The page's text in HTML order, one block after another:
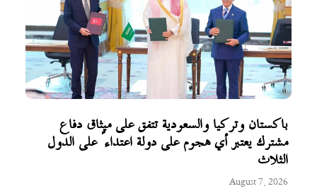
باكستان وتركيا والسعودية تتفق على ميثاق دفاع
مشترك يعتبر أي هجوم على دولة اعتداءً على الدول
الثلاث
August 7, 2026